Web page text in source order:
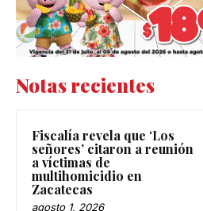
Notas recientes
Fiscalía revela que ‘Los
señores’ citaron a reunión
a víctimas de
multihomicidio en
Zacatecas
agosto 1, 2026